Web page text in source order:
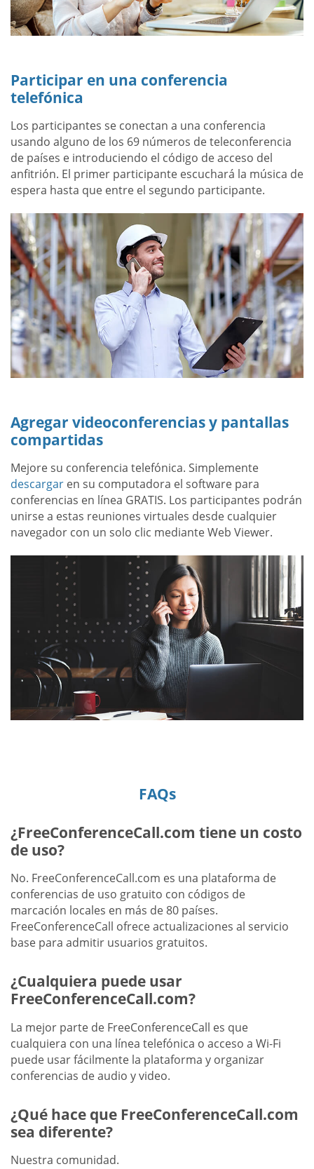
Participar en una conferencia
telefónica
Los participantes se conectan a una conferencia
usando alguno de los 69 números de teleconferencia
de países e introduciendo el código de acceso del
anfitrión. El primer participante escuchará la música de
espera hasta que entre el segundo participante.
Agregar videoconferencias y pantallas
compartidas
Mejore su conferencia telefónica. Simplemente
descargar en su computadora el software para
conferencias en línea GRATIS. Los participantes podrán
unirse a estas reuniones virtuales desde cualquier
navegador con un solo clic mediante Web Viewer.
FAQs
¿FreeConferenceCall.com tiene un costo
de uso?
No. FreeConferenceCall.com es una plataforma de
conferencias de uso gratuito con códigos de
marcación locales en más de 80 países.
FreeConferenceCall ofrece actualizaciones al servicio
base para admitir usuarios gratuitos.
¿Cualquiera puede usar
FreeConferenceCall.com?
La mejor parte de FreeConferenceCall es que
cualquiera con una línea telefónica o acceso a Wi-Fi
puede usar fácilmente la plataforma y organizar
conferencias de audio y video.
¿Qué hace que FreeConferenceCall.com
sea diferente?
Nuestra comunidad.